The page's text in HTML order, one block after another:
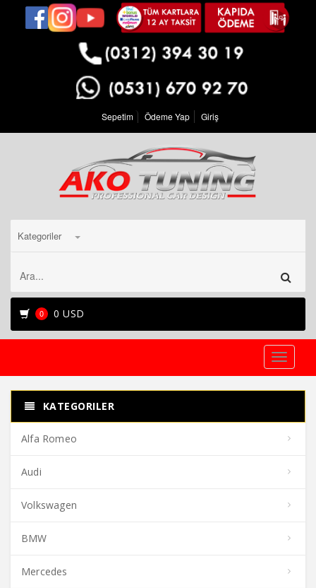
Sepetim Ödeme Yap Giriş
Kategoriler
0 0 USD
Toggle
KATEGORILER
Alfa Romeo
Audi
Volkswagen
BMW
Mercedes